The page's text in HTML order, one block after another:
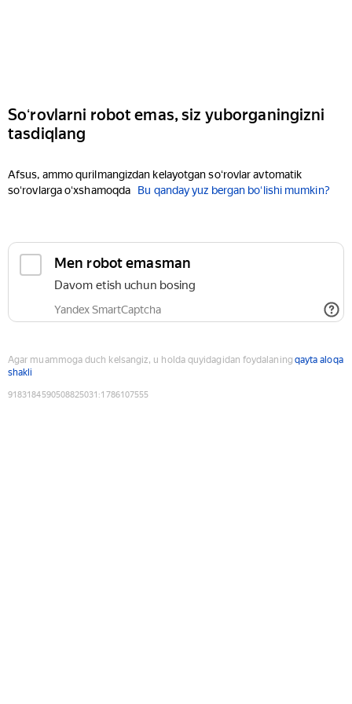
Soʻrovlarni robot emas, siz yuborganingizni
tasdiqlang
Afsus, ammo qurilmangizdan kelayotgan soʻrovlar avtomatik
soʻrovlarga oʻxshamoqda
Bu qanday yuz bergan boʻlishi mumkin?
Men robot emasman
Davom etish uchun bosing
Yandex SmartCaptcha
Agar muammoga duch kelsangiz, u holda quyidagidan foydalaning qayta aloqa
shakli
9183184590508825031 :1786107555